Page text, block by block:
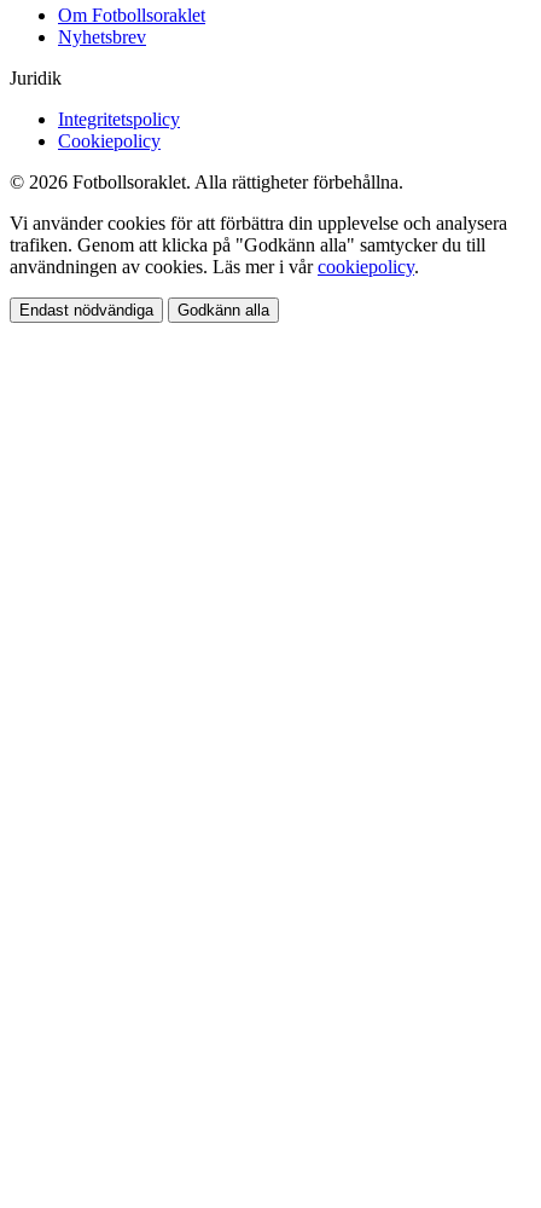
Om Fotbollsoraklet
Nyhetsbrev
Juridik
Integritetspolicy
Cookiepolicy
© 2026 Fotbollsoraklet. Alla rättigheter förbehållna.
Vi använder cookies för att förbättra din upplevelse och analysera
trafiken. Genom att klicka på "Godkänn alla" samtycker du till
användningen av cookies. Läs mer i vårcookiepolicy.
Endast nödvändiga Godkänn alla